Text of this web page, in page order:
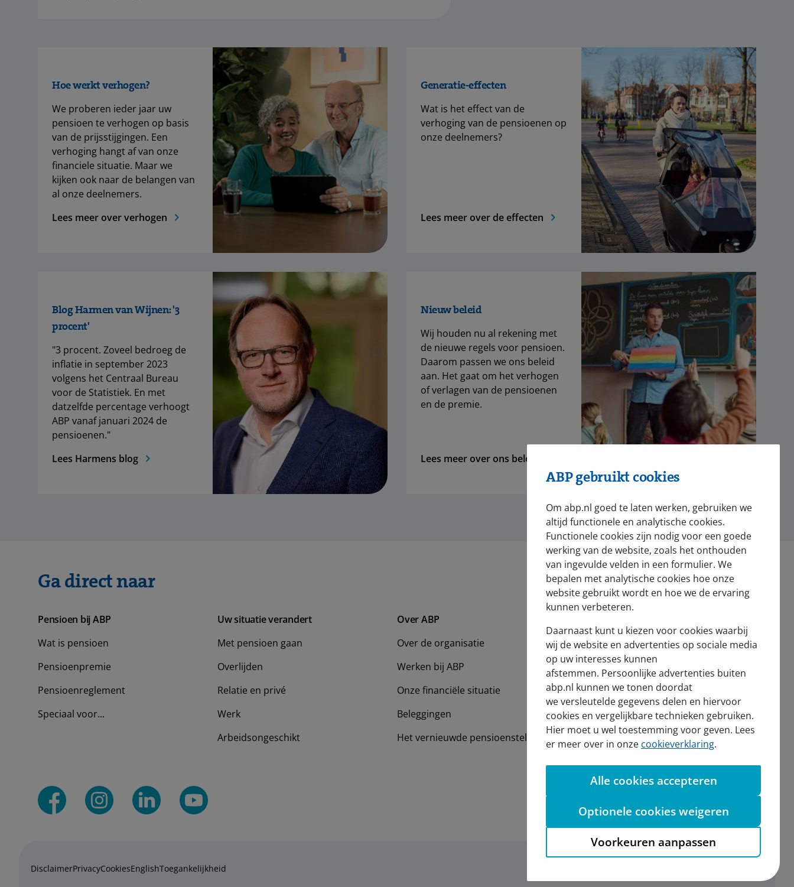
Hoe werkt verhogen?
We proberen ieder jaar uw
pensioen te verhogen op basis
van de prijsstijgingen. Een
verhoging hangt af van onze
financiele situatie. Maar we
kijken ook naar de belangen van
al onze deelnemers.
Lees meer over verhogen
Generatie-effecten
Wat is het effect van de
verhoging van de pensioenen op
onze deelnemers?
Lees meer over de effecten
Blog Harmen van Wijnen: '3
procent'
"3 procent. Zoveel bedroeg de
inflatie in september 2023
volgens het Centraal Bureau
voor de Statistiek. En met
datzelfde percentage verhoogt
ABP vanaf januari 2024 de
pensioenen."
Lees Harmens blog
Nieuw beleid
Wij houden nu al rekening met
de nieuwe regels voor pensioen.
Daarom passen we ons beleid
aan. Het gaat om het verhogen
of verlagen van de pensioenen
en de premie.
Lees meer over ons beleid
Ga direct naar
Pensioen bij ABP
Wat is pensioen
Pensioenpremie
Pensioenreglement
Speciaal voor...
Uw situatie verandert
Met pensioen gaan
Overlijden
Relatie en privé
Werk
Arbeidsongeschikt
Over ABP
Over de organisatie
Werken bij ABP
Onze financiële situatie
Beleggingen
Het vernieuwde pensioenstelsel
Nieuws
Voor de pers
Aanmelden nieuwsbrief
DisclaimerPrivacyCookiesEnglishToegankelijkheid
ABP gebruikt cookies
Om abp.nl goed te laten werken, gebruiken we
altijd functionele en analytische cookies.
Functionele cookies zijn nodig voor een goede
werking van de website, zoals het onthouden
van ingevulde velden in een formulier. We
bepalen met analytische cookies hoe onze
website gebruikt wordt en hoe we de ervaring
kunnen verbeteren.
Daarnaast kunt u kiezen voor cookies waarbij
wij de website en advertenties op sociale media
op uw interesses kunnen
afstemmen. Persoonlijke advertenties buiten
abp.nl kunnen we tonen doordat
we versleutelde gegevens delen en hiervoor
cookies en vergelijkbare technieken gebruiken.
Hier moet u wel toestemming voor geven. Lees
er meer over in onze cookieverklaring.
Alle cookies accepteren
Optionele cookies weigeren
Voorkeuren aanpassen